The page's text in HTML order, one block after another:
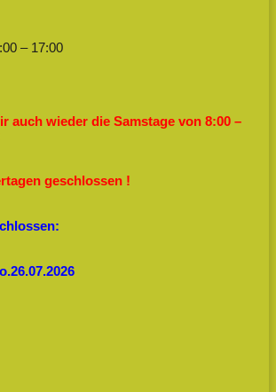
– 17:00
auch wieder die Samstage von 8:00 –
geschlossen !